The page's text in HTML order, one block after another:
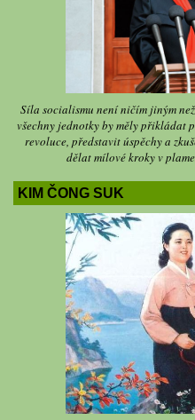
Síla socialismu není ničím jiným
všechny jednotky by měly přikládat
revoluce, představit úspěchy a
dělat mílové kroky v
KIM ČONG SUK